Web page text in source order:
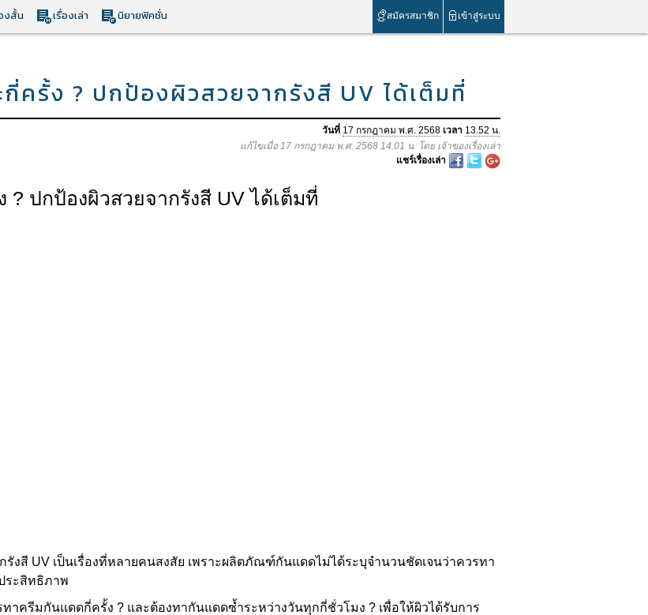
งสั้น เรื่องเล่า นิยายฟิคชั่น สมัครสมาชิก เข้าสู่ระบบ
ครั้ง ? ปกป้องผิวสวยจากรังสี UV ได้เต็มที่
วันที่ 17 กรกฎาคม พ.ศ. 2568 เวลา 13.52 น.
แก้ไขเมื่อ 17 กรกฎาคม พ.ศ. 2568 14.01 น. โดย เจ้าของเรื่องเล่า
แชร์เรื่องเล่า
ปกป้องผิวสวยจากรังสี UV ได้เต็มที่
งสี UV เป็นเรื่องที่หลายคนสงสัย เพราะผลิตภัณฑ์กันแดดไม่ได้ระบุจำนวนชัดเจนว่าควรทา
ระสิทธิภาพ
ครีมกันแดดกี่ครั้ง ? และต้องทากันแดดซ้ำระหว่างวันทุกกี่ชั่วโมง ? เพื่อให้ผิวได้รับการ